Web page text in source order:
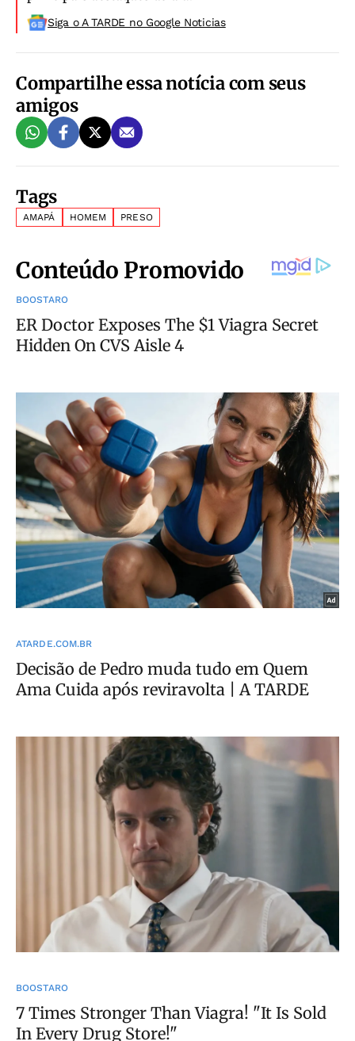
Siga o A TARDE no Google Noticias
Compartilhe essa notícia com seus
amigos
Tags
AMAPÁ HOMEM PRESO